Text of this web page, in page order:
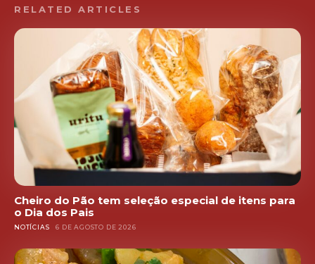
RELATED ARTICLES
Cheiro do Pão tem seleção especial de itens para
o Dia dos Pais
NOTÍCIAS 6 DE AGOSTO DE 2026